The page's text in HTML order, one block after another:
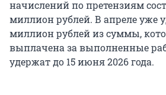
начислений по претензиям
миллион рублей. В апреле уже
миллион рублей из суммы,
выплачена за выполненные
удержат до 15 июня 2026 года.